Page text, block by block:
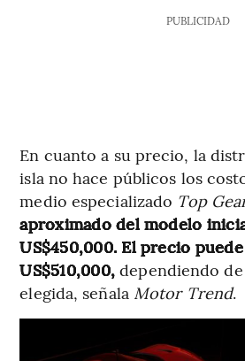
PUBLICIDAD
En cuanto a su precio, la
isla no hace públicos los
medio especializado Top
aproximado del modelo
US$450,000. El precio
US$510,000,dependiendo
elegida, señala Motor Trend.